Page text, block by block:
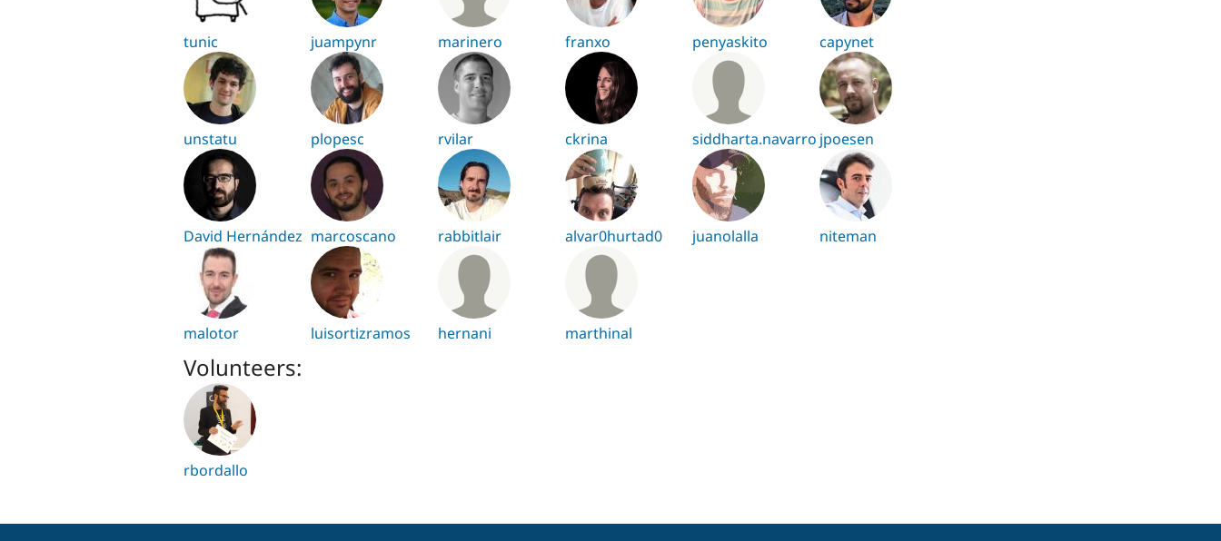
tunic juampynr marinero franxo penyaskito capynet
unstatu plopesc rvilar ckrina siddharta.navarro jpoesen
David Hernández marcoscano rabbitlair alvar0hurtad0 juanolalla niteman
malotor luisortizramos hernani marthinal
Volunteers:
rbordallo